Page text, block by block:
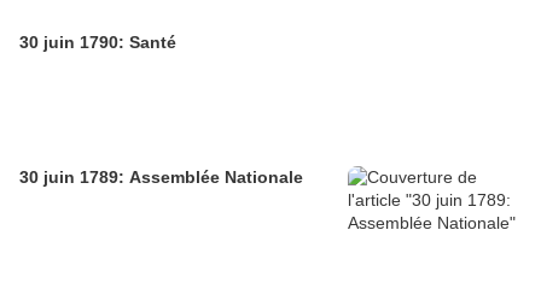
30 juin 1790: Santé
30 juin 1789: Assemblée Nationale